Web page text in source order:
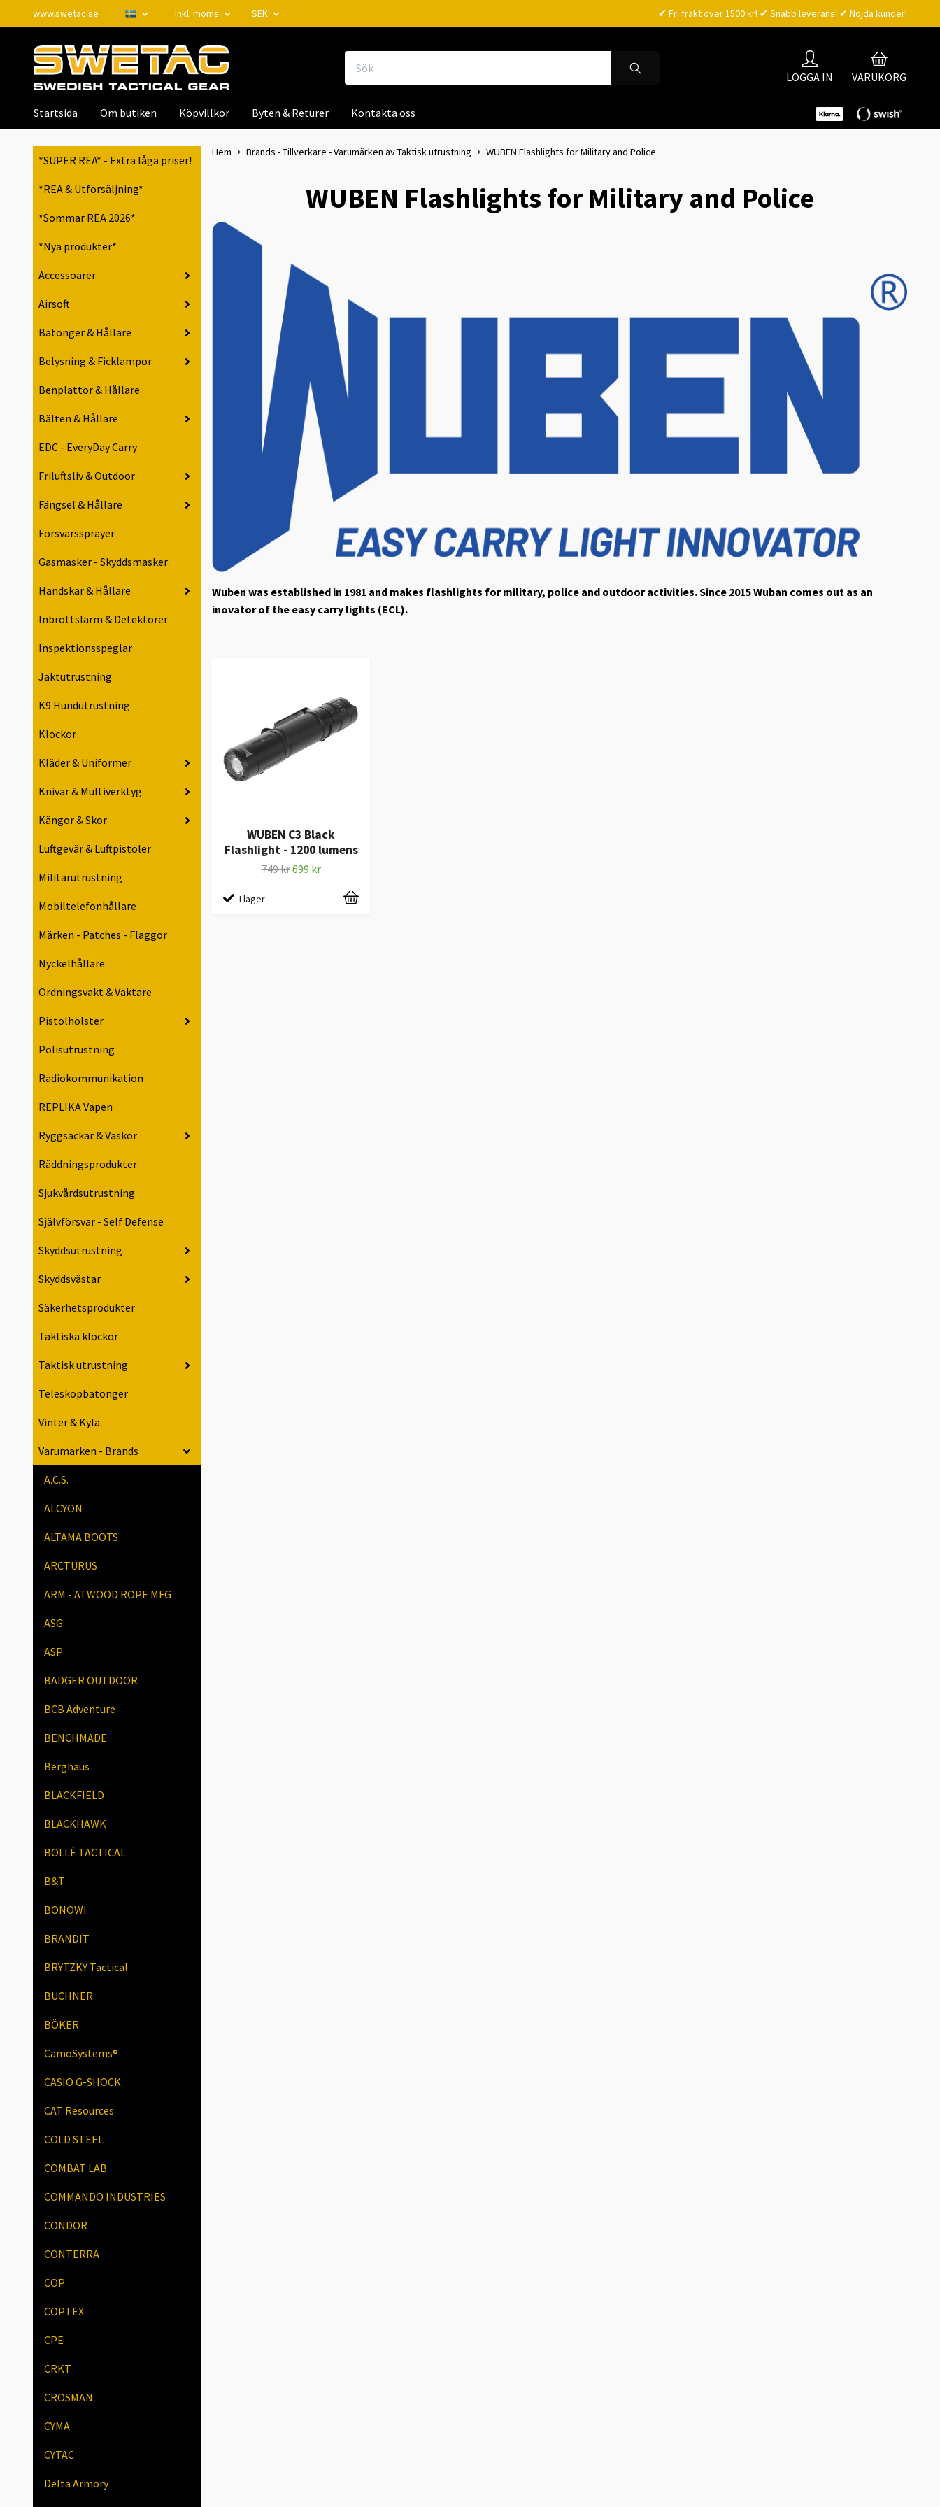
www.swetac.se Inkl. moms SEK ✔ Fri frakt över 1500 kr! ✔ Snabb leverans! ✔ Nöjda kunder!
LOGGA IN VARUKORG
Startsida Om butiken Köpvillkor Byten & Returer Kontakta oss
*SUPER REA* - Extra låga priser!
*REA & Utförsäljning*
*Sommar REA 2026*
*Nya produkter*
Accessoarer
Airsoft
Batonger & Hållare
Belysning & Ficklampor
Benplattor & Hållare
Bälten & Hållare
EDC - EveryDay Carry
Friluftsliv & Outdoor
Fängsel & Hållare
Försvarssprayer
Gasmasker - Skyddsmasker
Handskar & Hållare
Inbrottslarm & Detektorer
Inspektionsspeglar
Jaktutrustning
K9 Hundutrustning
Klockor
Kläder & Uniformer
Knivar & Multiverktyg
Kängor & Skor
Luftgevär & Luftpistoler
Militärutrustning
Mobiltelefonhållare
Märken - Patches - Flaggor
Nyckelhållare
Ordningsvakt & Väktare
Pistolhölster
Polisutrustning
Radiokommunikation
REPLIKA Vapen
Ryggsäckar & Väskor
Räddningsprodukter
Sjukvårdsutrustning
Självförsvar - Self Defense
Skyddsutrustning
Skyddsvästar
Säkerhetsprodukter
Taktiska klockor
Taktisk utrustning
Teleskopbatonger
Vinter & Kyla
Varumärken - Brands
A.C.S.
ALCYON
ALTAMA BOOTS
ARCTURUS
ARM - ATWOOD ROPE MFG
ASG
ASP
BADGER OUTDOOR
BCB Adventure
BENCHMADE
Berghaus
BLACKFIELD
BLACKHAWK
BOLLÈ TACTICAL
B&T
BONOWI
BRANDIT
BRYTZKY Tactical
BUCHNER
BÖKER
CamoSystems®
CASIO G-SHOCK
CAT Resources
COLD STEEL
COMBAT LAB
COMMANDO INDUSTRIES
CONDOR
CONTERRA
COP
COPTEX
CPE
CRKT
CROSMAN
CYMA
CYTAC
Delta Armory
Hem Brands - Tillverkare - Varumärken av Taktisk utrustning WUBEN Flashlights for Military and Police
WUBEN Flashlights for Military and Police
Wuben was established in 1981 and makes flashlights for military, police and outdoor activities. Since 2015 Wuban comes out as an
inovator of the easy carry lights (ECL).
WUBEN C3 Black
Flashlight - 1200 lumens
749 kr699 kr
I lager